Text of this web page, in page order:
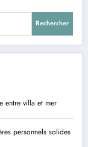
Rechercher
entre villa et mer
personnels solides